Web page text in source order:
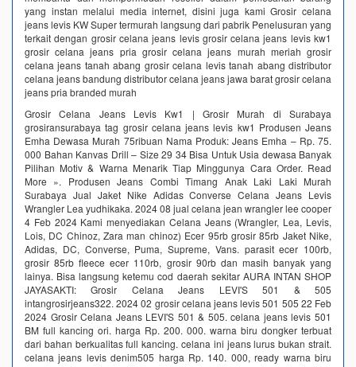
yang instan melalui media internet, disini juga kami Grosir celana
jeans levis KW Super termurah langsung dari pabrik‎ Penelusuran yang
terkait dengan grosir celana jeans levis grosir celana jeans levis kw1
grosir celana jeans pria grosir celana jeans murah meriah grosir
celana jeans tanah abang grosir celana levis tanah abang distributor
celana jeans bandung distributor celana jeans jawa barat grosir celana
jeans pria branded murah
Grosir Celana Jeans Levis Kw1 | Grosir Murah di Surabaya
grosiransurabaya tag grosir celana jeans levis kw1 Produsen Jeans
Emha Dewasa Murah 75ribuan Nama Produk: Jeans Emha – Rp. 75.
000 Bahan Kanvas Drill – Size 29 34 Bisa Untuk Usia dewasa Banyak
Pilihan Motiv & Warna Menarik Tiap Minggunya Cara Order. Read
More ». Produsen Jeans Combi Timang Anak Laki Laki Murah
Surabaya Jual Jaket Nike Adidas Converse Celana Jeans Levis
Wrangler Lea yudhikaka. 2024 08 jual celana jean wrangler lee cooper
4 Feb 2024 Kami menyediakan Celana Jeans (Wrangler, Lea, Levis,
Lois, DC Chinoz, Zara man chinoz) Ecer 95rb grosir 85rb Jaket Nike,
Adidas, DC, Converse, Puma, Supreme, Vans. parasit ecer 100rb,
grosir 85rb fleece ecer 110rb, grosir 90rb dan masih banyak yang
lainya. Bisa langsung ketemu cod daerah sekitar AURA INTAN SHOP
JAYASAKTI: Grosir Celana Jeans LEVI'S 501 & 505
intangrosirjeans322. 2024 02 grosir celana jeans levis 501 505 22 Feb
2024 Grosir Celana Jeans LEVI'S 501 & 505. celana jeans levis 501
BM full kancing ori. harga Rp. 200. 000. warna biru dongker terbuat
dari bahan berkualitas full kancing. celana ini jeans lurus bukan strait.
celana jeans levis denim505 harga Rp. 140. 000, ready warna biru